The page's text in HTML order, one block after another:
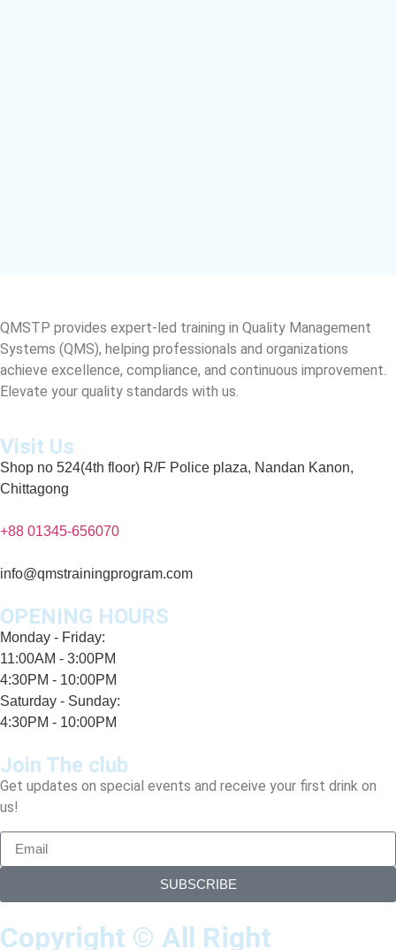
QMSTP provides expert-led training in Quality Management
Systems (QMS), helping professionals and organizations
achieve excellence, compliance, and continuous improvement.
Elevate your quality standards with us.
Visit Us
Shop no 524(4th floor) R/F Police plaza, Nandan Kanon,
Chittagong
+88 01345-656070
info@qmstrainingprogram.com
OPENING HOURS
Monday - Friday:
11:00AM - 3:00PM
4:30PM - 10:00PM
Saturday - Sunday:
4:30PM - 10:00PM
Join The club
Get updates on special events and receive your first drink on
us!
SUBSCRIBE
Copyright © All Right